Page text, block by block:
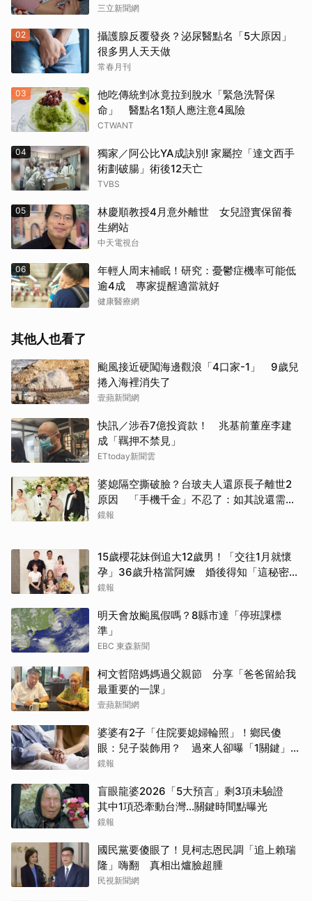
三立新聞網
02
攝護腺反覆發炎？泌尿醫點名「5大原因」
很多男人天天做
常春月刊
03
他吃傳統剉冰竟拉到脫水「緊急洗腎保
命」 醫點名1類人應注意4風險
CTWANT
04
獨家／阿公比YA成訣別! 家屬控「達文西手
術劃破腸」術後12天亡
TVBS
05
林慶順教授4月意外離世 女兒證實保留養
生網站
中天電視台
06
年輕人周末補眠！研究：憂鬱症機率可能低
逾4成 專家提醒適當就好
健康醫療網
其他人也看了
颱風接近硬闖海邊觀浪「4口家-1」 9歲兒
捲入海裡消失了
壹蘋新聞網
快訊／涉吞7億投資款！ 兆基前董座李建
成「羈押不禁見」
ETtoday新聞雲
婆媳隔空撕破臉？台玻夫人還原長子離世2
原因 「手機千金」不忍了：如其說還需要
離開嗎？
鏡報
15歲櫻花妹倒追大12歲男！「交往1月就懷
孕」36歲升格當阿嬤 婚後得知「這秘密」
傻眼了
鏡報
明天會放颱風假嗎？8縣市達「停班課標
準」
EBC 東森新聞
柯文哲陪媽媽過父親節 分享「爸爸留給我
最重要的一課」
壹蘋新聞網
婆婆有2子「住院要媳婦輪照」！鄉民傻
眼：兒子裝飾用？ 過來人卻曝「1關鍵」才
做決定
鏡報
盲眼龍婆2026「5大預言」剩3項未驗證
其中1項恐牽動台灣...關鍵時間點曝光
鏡報
國民黨要傻眼了！見柯志恩民調「追上賴瑞
隆」嗨翻 真相出爐臉超腫
民視新聞網
取消